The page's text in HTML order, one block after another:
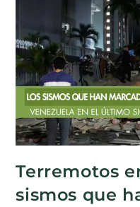
Terremotos
sismos que